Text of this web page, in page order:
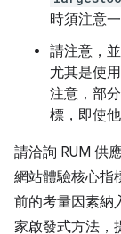
時須注意
請注意，
尤其是使
注意，部
標，即使
請洽詢 RUM 供
網站體驗核心指
前的考量因素納
家啟發式方法，